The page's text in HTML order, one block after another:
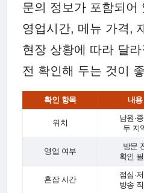
문의 정보가 포함되어
영업시간, 메뉴 가격,
현장 상황에 따라 달
전 확인해 두는 것이
확인 항목 내용
위치
남원·
두 지
영업 여부
방문
확인
혼잡 시간
점심·
방송